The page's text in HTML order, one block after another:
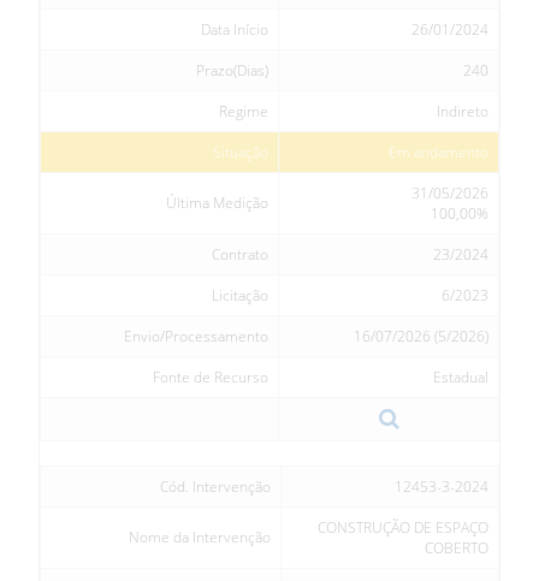
Data Início
26/01/2024
Prazo(Dias)
240
Regime
Indireto
Situação
Em andamento
Última Medição
31/05/2026
100,00%
Contrato
23/2024
Licitação
6/2023
Envio/Processamento
16/07/2026 (5/2026)
Fonte de Recurso
Estadual
Cód. Intervenção 12453-3-2024
Nome da Intervenção
CONSTRUÇÃO DE ESPAÇO
COBERTO